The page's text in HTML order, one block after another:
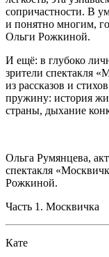
сопричастности. В
и понятно многим,
Ольги Рожкиной.
И ещё: в глубоко
зрители спектакля
из рассказов и
пружину: история
страны, дыхание
Ольга Румянцева,
спектакля
Рожкиной.
Часть 1. Москвичка
Кате